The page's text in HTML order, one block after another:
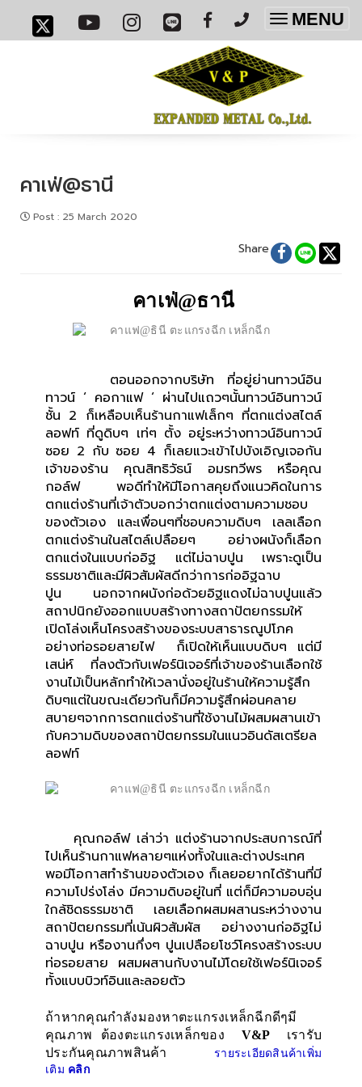
Toggle
MENU
คาเฟ่@ธานี
Post : 25 March 2020
Share
คาเฟ่@ธานี
ตอนออกจากบริษัท ที่อยู่ย่านทาวน์อิน
ทาวน์ ‘ คอกาแฟ ‘ ผ่านไปแถวๆนั้นทาวน์อินทาวน์
ชั้น 2 ก็เหลือบเห็นร้านกาแฟเล็กๆ ที่ตกแต่งสไตล์
ลอฟท์ ที่ดูดิบๆ เท่ๆ ตั้ง อยู่ระหว่างทาวน์อินทาวน์
ซอย 2 กับ ซอย 4 ก็เลยแวะเข้าไปบังเอิญเจอกัน
เจ้าของร้าน คุณสิทธิวัธน์ อมรทวีพร หรือคุณ
กอล์ฟ พอดีทำให้มีโอกาสคุยถึงแนวคิดในการ
ตกแต่งร้านที่เจ้าตัวบอกว่าตกแต่งตามความชอบ
ของตัวเอง และเพื่อนๆที่ชอบความดิบๆ เลลเลือก
ตกแต่งร้านในสไตล์เปลือยๆ อย่างผนังก็เลือก
ตกแต่งในแบบก่ออิฐ แต่ไม่ฉาบปูน เพราะดูเป็น
ธรรมชาติและมีผิวสัมผัสดีกว่าการก่ออิฐฉาบ
ปูน นอกจากผนังก่อด้วยอิฐแดงไม่ฉาบปูนแล้ว
สถาปนิกยังออกแบบสร้างทางสถาปัตยกรรมให้
เปิดโล่งเห็นโครงสร้างของระบบสาธารณูปโภค
อย่างท่อรอยสายไฟ ก็เปิดให้เห็นแบบดิบๆ แต่มี
เสน่ห์ ที่ลงตัวกับเฟอร์นิเจอร์ที่เจ้าของร้านเลือกใช้
งานไม้เป็นหลักทำให้เวลานั่งอยู่ในร้านให้ความรู้สึก
ดิบๆแต่ในขณะเดียวกันก็มีความรู้สึกผ่อนคลาย
สบายๆจากการตกแต่งร้านที่ใช้งานไม้ผสมผสานเข้า
กับความดิบของสถาปัตยกรรมในแนวอินดัสเตรียล
ลอฟท์
คุณกอล์ฟ เล่าว่า แต่งร้านจากประสบการณ์ที่
ไปเห็นร้านกาแฟหลายๆแห่งทั้งในและต่างประเทศ
พอมีโอกาสทำร้านของตัวเอง ก็เลยอยากได้ร้านที่มี
ความโปร่งโล่ง มีความดิบอยู่ในที่ แต่ก็มีความอบอุ่น
ใกล้ชิดธรรมชาติ เลยเลือกผสมผสานระหว่างงาน
สถาปัตยกรรมที่เน้นผิวสัมผัส อย่างงานก่ออิฐไม่
ฉาบปูน หรืองานกึ่งๆ ปูนเปลือยโชว์โครงสร้างระบบ
ท่อรอยสาย ผสมผสานกับงานไม้โดยใช้เฟอร์นิเจอร์
ทั้งแบบบิวท์อินและลอยตัว
ถ้าหากคุณกำลังมองหาตะแกรงเหล็กฉีกดีๆมี
คุณภาพ ต้องตะแกรงเหล็กของ
V&P เรารับ
ประกันคุณภาพสินค้า
รายระเอียดสินค้าเพิ่ม
เติม คลิก